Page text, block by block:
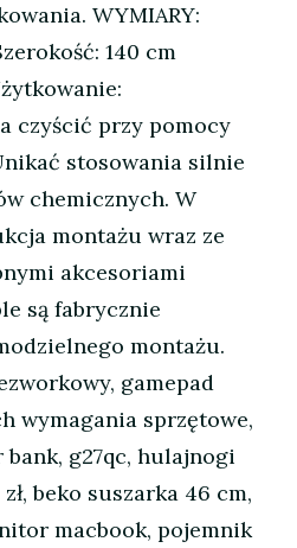
WYMIARY:
140 cm
czyścić przy pomocy
stosowania silnie
chemicznych. W
montażu wraz ze
akcesoriami
są fabrycznie
montażu.
gamepad
wymagania sprzętowe,
g27qc, hulajnogi
beko suszarka 46 cm,
macbook, pojemnik